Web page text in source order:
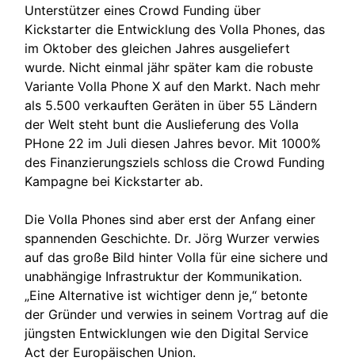
Unterstützer eines Crowd Funding über
Kickstarter die Entwicklung des Volla Phones, das
im Oktober des gleichen Jahres ausgeliefert
wurde. Nicht einmal jähr später kam die robuste
Variante Volla Phone X auf den Markt. Nach mehr
als 5.500 verkauften Geräten in über 55 Ländern
der Welt steht bunt die Auslieferung des Volla
PHone 22 im Juli diesen Jahres bevor. Mit 1000%
des Finanzierungsziels schloss die Crowd Funding
Kampagne bei Kickstarter ab.
Die Volla Phones sind aber erst der Anfang einer
spannenden Geschichte. Dr. Jörg Wurzer verwies
auf das große Bild hinter Volla für eine sichere und
unabhängige Infrastruktur der Kommunikation.
„Eine Alternative ist wichtiger denn je,“ betonte
der Gründer und verwies in seinem Vortrag auf die
jüngsten Entwicklungen wie den Digital Service
Act der Europäischen Union.